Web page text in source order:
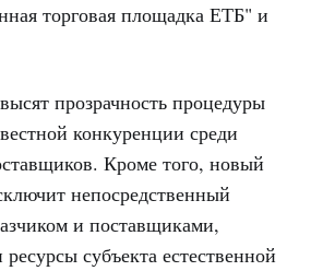
торговая площадка ЕТБ" и
прозрачность процедуры
конкуренции среди
Кроме того, новый
непосредственный
и поставщиками,
субъекта естественной